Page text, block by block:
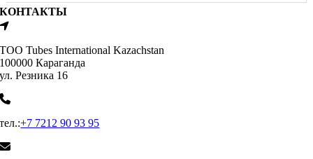
КОНТАКТЫ
ТОО Tubes International Kazachstan
100000 Караганда
ул. Резника 16
тел.:+7 7212 90 93 95